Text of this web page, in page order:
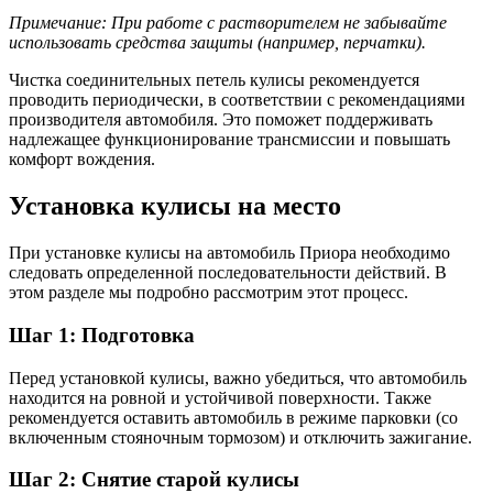
Примечание: При работе с растворителем не забывайте
использовать средства защиты (например, перчатки).
Чистка соединительных петель кулисы рекомендуется
проводить периодически, в соответствии с рекомендациями
производителя автомобиля. Это поможет поддерживать
надлежащее функционирование трансмиссии и повышать
комфорт вождения.
Установка кулисы на место
При установке кулисы на автомобиль Приора необходимо
следовать определенной последовательности действий. В
этом разделе мы подробно рассмотрим этот процесс.
Шаг 1: Подготовка
Перед установкой кулисы, важно убедиться, что автомобиль
находится на ровной и устойчивой поверхности. Также
рекомендуется оставить автомобиль в режиме парковки (со
включенным стояночным тормозом) и отключить зажигание.
Шаг 2: Снятие старой кулисы